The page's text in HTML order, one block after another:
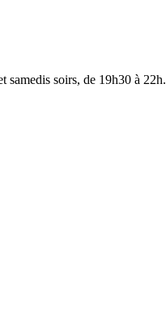
samedis soirs, de 19h30 à 22h.